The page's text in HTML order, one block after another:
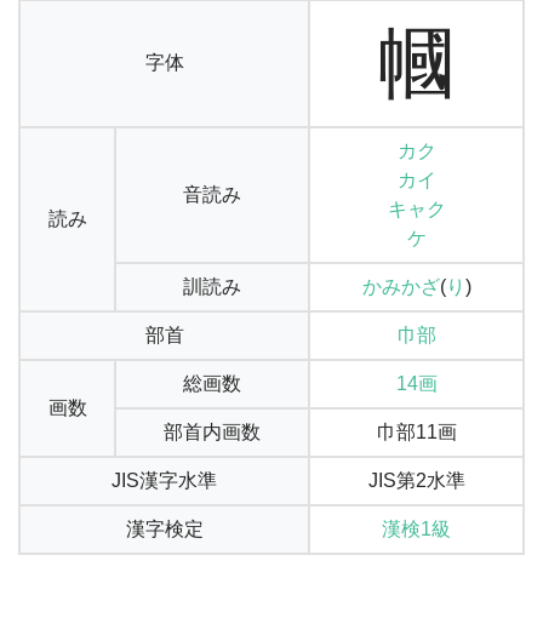
字体 幗
読み
音読み
カク
カイ
キャク
ケ
訓読み かみかざ(り )
部首 巾部
画数
総画数 14画
部首内画数 巾部11画
JIS漢字水準 JIS第2水準
漢字検定 漢検1級